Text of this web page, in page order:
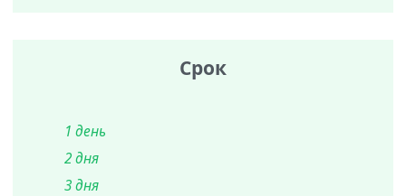
Срок
1 день
2 дня
3 дня